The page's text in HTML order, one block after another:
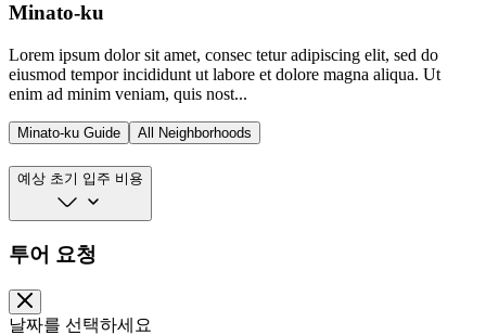
Minato-ku
Lorem ipsum dolor sit amet, consec tetur adipiscing elit, sed do
eiusmod tempor incididunt ut labore et dolore magna aliqua. Ut
enim ad minim veniam, quis nost...
Minato-ku Guide All Neighborhoods
예상 초기 입주 비용
투어 요청
날짜를 선택하세요